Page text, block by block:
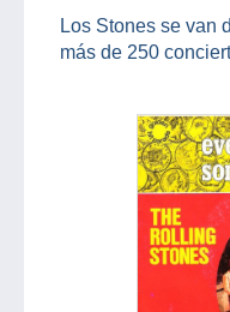
Los Stones se van
más de 250